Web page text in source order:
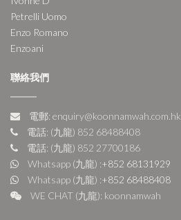
Petrelli Uomo
Enzo Romano
Enzoani
聯絡我們
電郵: enquiry@koonnamwah.com.hk
電話: (九龍) 852 68488408
電話: (九龍) 852 27700186
Whatsapp (九龍) :+852 68131929
Whatsapp (九龍) :+852 68488408
WE CHAT (九龍): koonnamwah